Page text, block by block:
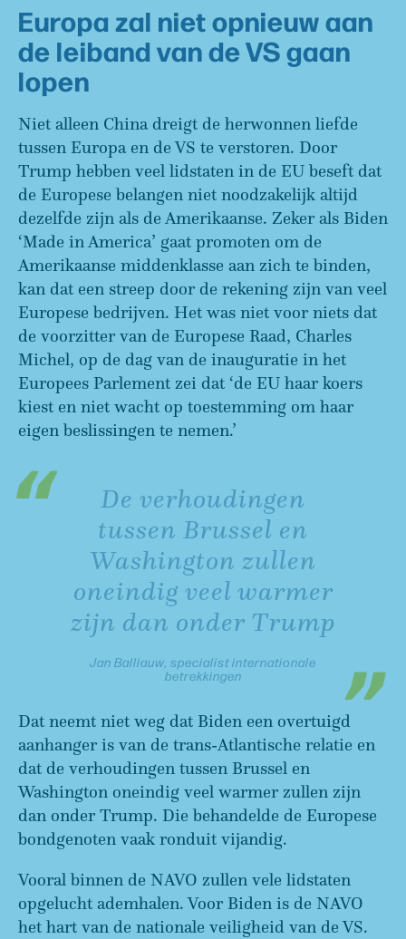
Europa zal niet opnieuw aan
de leiband van de VS gaan
lopen
Niet alleen China dreigt de herwonnen liefde
tussen Europa en de VS te verstoren. Door
Trump hebben veel lidstaten in de EU beseft dat
de Europese belangen niet noodzakelijk altijd
dezelfde zijn als de Amerikaanse. Zeker als Biden
‘Made in America’ gaat promoten om de
Amerikaanse middenklasse aan zich te binden,
kan dat een streep door de rekening zijn van veel
Europese bedrijven. Het was niet voor niets dat
de voorzitter van de Europese Raad, Charles
Michel, op de dag van de inauguratie in het
Europees Parlement zei dat ‘de EU haar koers
kiest en niet wacht op toestemming om haar
eigen beslissingen te nemen.’
De verhoudingen
tussen Brussel en
Washington zullen
oneindig veel warmer
zijn dan onder Trump
Jan Balliauw, specialist internationale
betrekkingen
Dat neemt niet weg dat Biden een overtuigd
aanhanger is van de trans-Atlantische relatie en
dat de verhoudingen tussen Brussel en
Washington oneindig veel warmer zullen zijn
dan onder Trump. Die behandelde de Europese
bondgenoten vaak ronduit vijandig.
Vooral binnen de NAVO zullen vele lidstaten
opgelucht ademhalen. Voor Biden is de NAVO
het hart van de nationale veiligheid van de VS.